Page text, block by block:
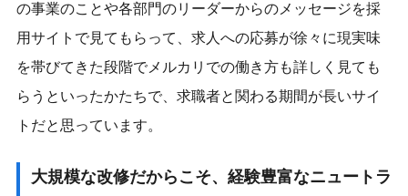
の事業のことや各部門のリーダーからのメッセージを採
用サイトで見てもらって、求人への応募が徐々に現実味
を帯びてきた段階でメルカリでの働き方も詳しく見ても
らうといったかたちで、求職者と関わる期間が長いサイ
トだと思っています。
大規模な改修だからこそ、経験豊富なニュートラ